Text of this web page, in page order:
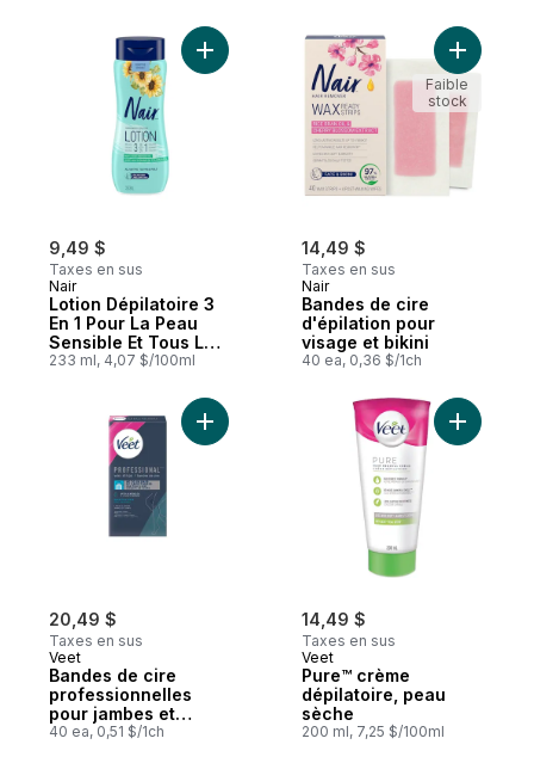
9,49 $
Taxes en sus
Nair
Lotion Dépilatoire 3
En 1 Pour La Peau
Sensible Et Tous Les
Types De Poils Avec
Et Extrait De Thé Vert
233 ml, 4,07 $/100ml
Ajouter Lotion Dépilatoire 3 En 1 Pour La
14,49 $
Taxes en sus
Nair
Bandes de cire
d'épilation pour
visage et bikini
40 ea, 0,36 $/1ch
Ajouter
Faible
stock
20,49 $
Taxes en sus
Veet
Bandes de cire
professionnelles
pour jambes et
corps, peau sensible
40 ea, 0,51 $/1ch
Ajouter Bandes de cire professionnelles
14,49 $
Taxes en sus
Veet
Pure™ crème
dépilatoire, peau
sèche
200 ml, 7,25 $/100ml
Ajouter